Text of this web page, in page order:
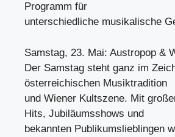
Programm für
unterschiedliche musikalische
Samstag, 23. Mai: Austropop &
Der Samstag steht ganz im
österreichischen Musiktradition
und Wiener Kultszene. Mit
Hits, Jubiläumsshows und
bekannten Publikumslieblingen